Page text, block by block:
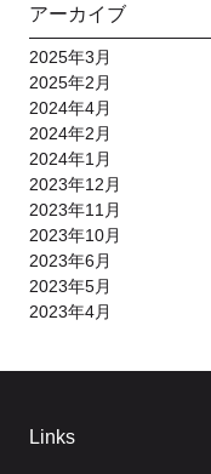
アーカイブ
2025年3月
2025年2月
2024年4月
2024年2月
2024年1月
2023年12月
2023年11月
2023年10月
2023年6月
2023年5月
2023年4月
Links